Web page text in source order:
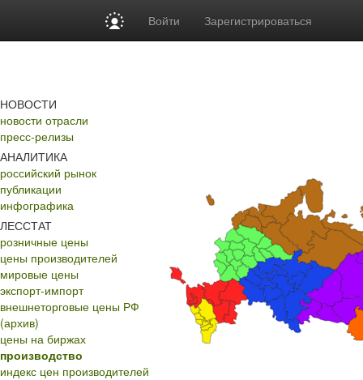
Войти Зарегистрироваться
НОВОСТИ
новости отрасли
пресс-релизы
АНАЛИТИКА
российский рынок
публикации
инфографика
ЛЕССТАТ
розничные цены
цены производителей
мировые цены
экспорт-импорт
внешнеторговые цены РФ
(архив)
цены на биржах
производство
индекс цен производителей